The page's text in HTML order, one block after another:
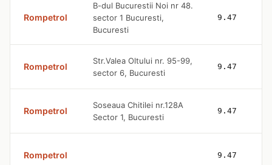
Rompetrol
B-dul Bucurestii Noi nr 48.
sector 1 Bucuresti,
Bucuresti
9.47
Rompetrol
Str.Valea Oltului nr. 95-99,
sector 6, Bucuresti
9.47
Rompetrol
Soseaua Chitilei nr.128A
Sector 1, Bucuresti
9.47
Rompetrol 9.47